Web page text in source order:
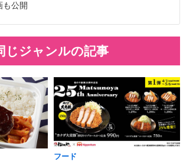
も公開
じジャンルの記事
フード